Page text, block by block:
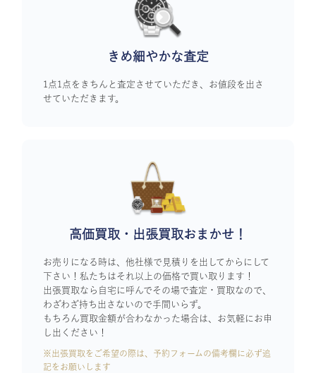
きめ細やかな査定
1点1点をきちんと査定させていただき、お値段を出さ
せていただきます。
高価買取・出張買取おまかせ！
お売りになる時は、他社様で見積りを出してからにして
下さい！私たちはそれ以上の価格で買い取ります！
出張買取なら自宅に呼んでその場で査定・買取なので、
わざわざ持ち出さないので手間いらず。
もちろん買取金額が合わなかった場合は、お気軽にお申
し出ください！
※出張買取をご希望の際は、予約フォームの備考欄に必ず追
記をお願いします